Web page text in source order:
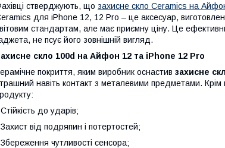
стверджують, що захисне скло Ceramics на
для iPhone 12, 12 Pro – це аксесуар,
стандартам, але має приємну ціну. Це
не псує його зовнішній вигляд.
скло 100d на Айфон 12 та iPhone 12 Pro
покриття, яким виробник оснастив захисне
навіть контакт з металевими предметами. Крім
Стійкість до ударів;
Захист від подряпин і потертостей;
Збереження чутливості сенсора;